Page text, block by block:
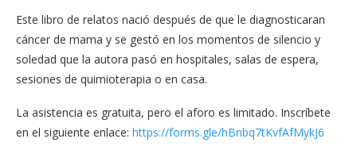
Este libro de relatos nació después de que le diagnosticaran
cáncer de mama y se gestó en los momentos de silencio y
soledad que la autora pasó en hospitales, salas de espera,
sesiones de quimioterapia o en casa.
La asistencia es gratuita, pero el aforo es limitado. Inscríbete
en el siguiente enlace: https://forms.gle/hBnbq7tKvfAfMykJ6